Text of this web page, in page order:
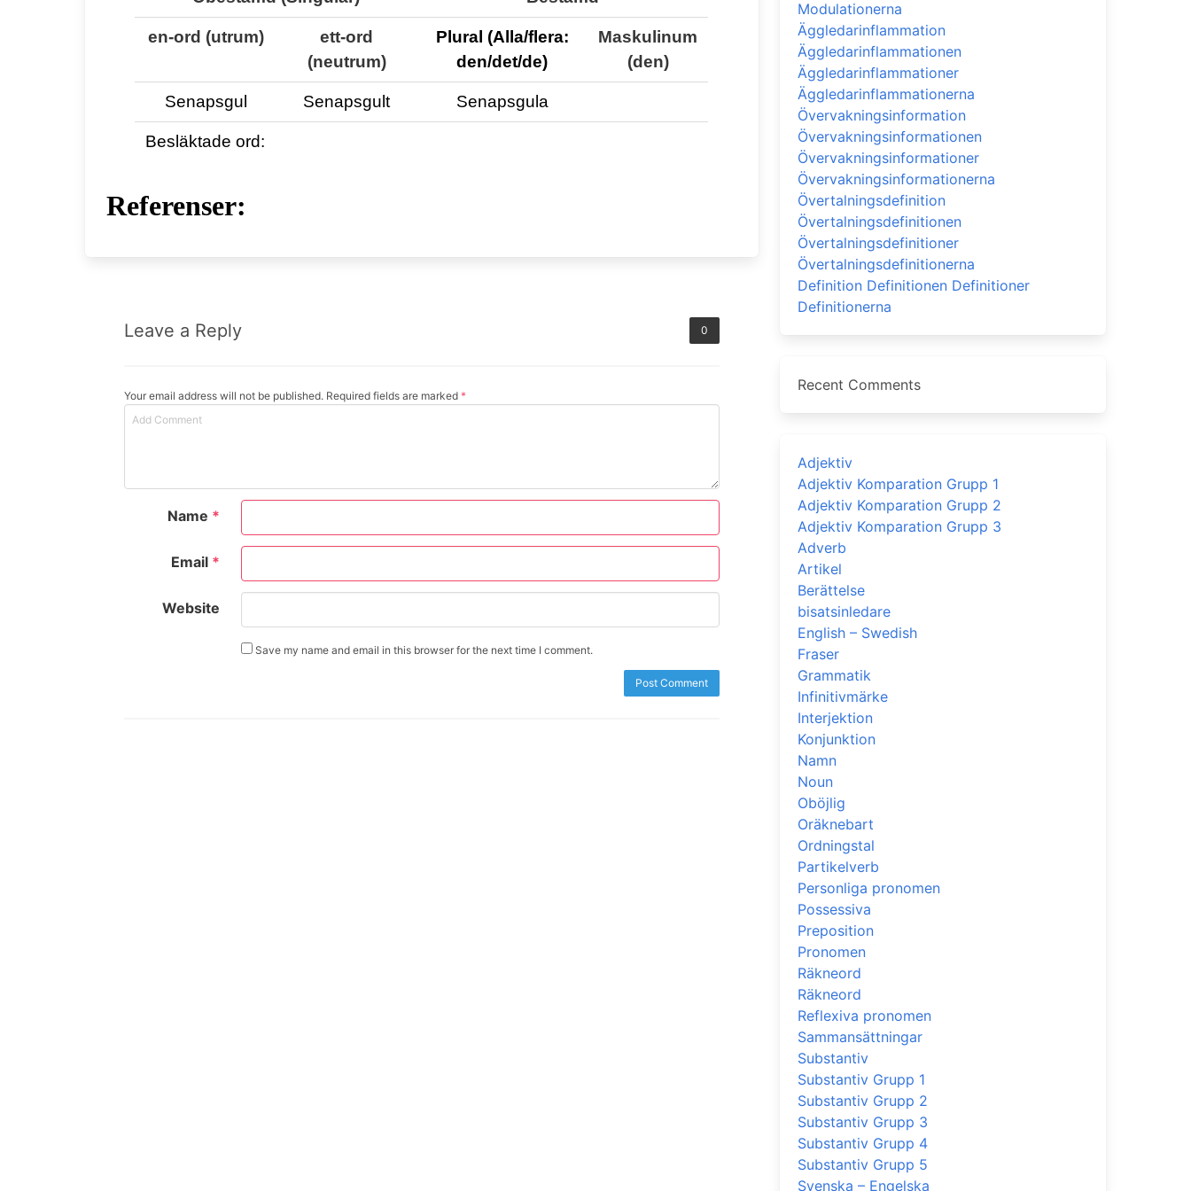
en-ord (utrum)
ett-ord
(neutrum)
Plural (Alla/flera:
den/det/de)
Maskulinum
(den)
Senapsgul Senapsgult Senapsgula
Besläktade ord:
Referenser:
Leave a Reply 0
Your email address will not be published. Required fields are marked *
Name *
Email *
Website
Save my name and email in this browser for the next time I comment.
Modulationerna
Äggledarinflammation
Äggledarinflammationen
Äggledarinflammationer
Äggledarinflammationerna
Övervakningsinformation
Övervakningsinformationen
Övervakningsinformationer
Övervakningsinformationerna
Övertalningsdefinition
Övertalningsdefinitionen
Övertalningsdefinitioner
Övertalningsdefinitionerna
Definition Definitionen Definitioner
Definitionerna
Recent Comments
Adjektiv
Adjektiv Komparation Grupp 1
Adjektiv Komparation Grupp 2
Adjektiv Komparation Grupp 3
Adverb
Artikel
Berättelse
bisatsinledare
English – Swedish
Fraser
Grammatik
Infinitivmärke
Interjektion
Konjunktion
Namn
Noun
Oböjlig
Oräknebart
Ordningstal
Partikelverb
Personliga pronomen
Possessiva
Preposition
Pronomen
Räkneord
Räkneord
Reflexiva pronomen
Sammansättningar
Substantiv
Substantiv Grupp 1
Substantiv Grupp 2
Substantiv Grupp 3
Substantiv Grupp 4
Substantiv Grupp 5
Svenska – Engelska